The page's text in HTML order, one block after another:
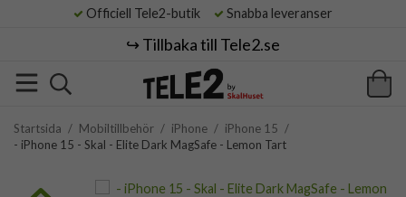
Officiell Tele2-butik Snabba leveranser
↪️ Tillbaka till Tele2.se
Startsida / Mobiltillbehör / iPhone / iPhone 15 /
- iPhone 15 - Skal - Elite Dark MagSafe - Lemon Tart